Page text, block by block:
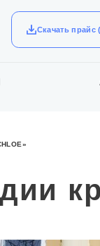
Скачать прайс